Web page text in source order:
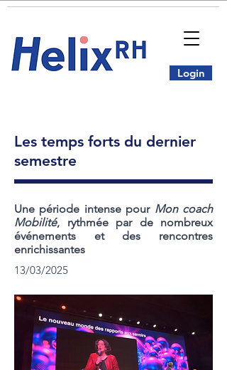
Login
Les temps forts du dernier
semestre
Une période intense pour Mon coach
Mobilité, rythmée par de nombreux
événements et des rencontres
enrichissantes
13/03/2025